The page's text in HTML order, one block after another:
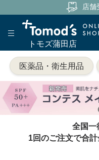
店舗
トモズ蒲田店
医薬品・衛生用品
全国一
1回のご注文で合